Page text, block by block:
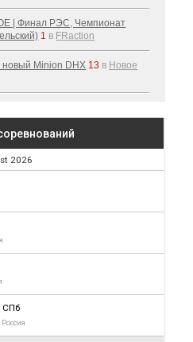
| Финал РЭС, Чемпионат
1 в FRaction
новый Minion DHX 13 в Новое